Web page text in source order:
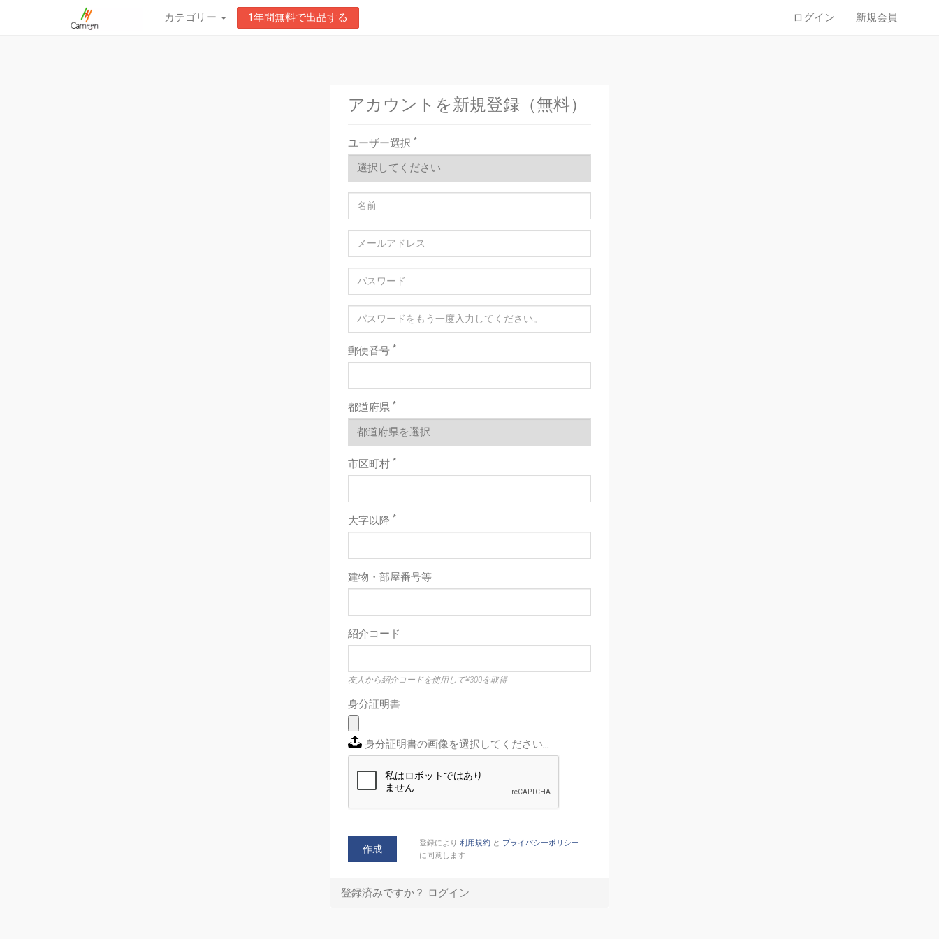
カテゴリー 1年間無料で出品する ログイン 新規会員
アカウントを新規登録（無料）
ユーザー選択 *
郵便番号 *
都道府県 *
市区町村 *
大字以降 *
建物・部屋番号等
紹介コード
友人から紹介コードを使用して¥300を取得
身分証明書
身分証明書の画像を選択してください…
作成
登録により 利用規約 と プライバシーポリシー
に同意します
登録済みですか？ ログイン